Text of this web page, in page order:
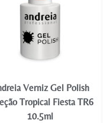
Verniz Gel Polish
Tropical Fiesta TR6
10.5ml